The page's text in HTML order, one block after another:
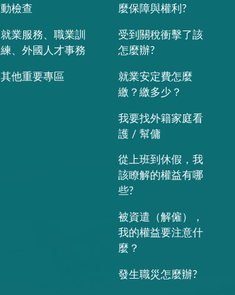
動檢查
就業服務、職業訓
練、外國人才事務
其他重要專區
麼保障與權利?
受到關稅衝擊了該
怎麼辦?
就業安定費怎麼
繳？繳多少？
我要找外籍家庭看
護 / 幫傭
從上班到休假，我
該瞭解的權益有哪
些?
被資遣（解僱），
我的權益要注意什
麼？
發生職災怎麼辦?